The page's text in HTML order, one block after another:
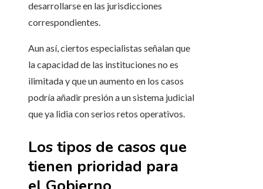
desarrollarse en las jurisdicciones
correspondientes.
Aun así, ciertos especialistas señalan que
la capacidad de las instituciones no es
ilimitada y que un aumento en los casos
podría añadir presión a un sistema judicial
que ya lidia con serios retos operativos.
Los tipos de casos que
tienen prioridad para